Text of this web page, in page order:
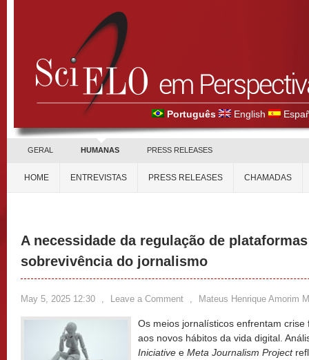
Português English
GERAL HUMANAS PRESS RELEASES
HOME ENTREVISTAS PRESS RELEASES CHAMADAS
A necessidade da regulação de
sobrevivência do jornalismo
May 5, 2025 12:30 , Leave a Comment , Mateus Henrique Amorim
Os meios jornalísticos enfrentam
aos novos hábitos da vida digital.
Iniciative e Meta Journalism Project